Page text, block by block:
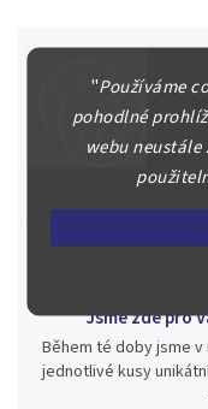
"Používáme
pohodlné
webu
Náš kolektiv
Posoudíme kvalitu a
Jsme zde pro
Během té doby jsme
jednotlivé kusy